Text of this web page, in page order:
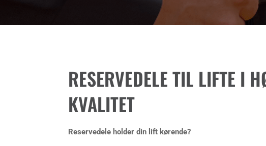
RESERVEDELE TIL LIFTE I
KVALITET
Reservedele holder din lift kørende?